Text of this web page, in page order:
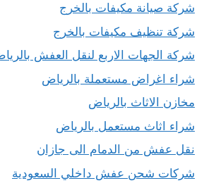
شركة صيانة مكيفات بالخرج
شركة تنظيف مكيفات بالخرج
شركة الجهات الاربع لنقل العفش
شراء اغراض مستعملة بالرياض
مخازن الاثاث بالرياض
شراء اثاث مستعمل بالرياض
نقل عفش من الدمام الى جازان
شركات شحن عفش داخلي السعودية